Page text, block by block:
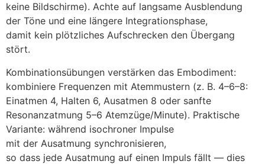
k‬eine Bildschirme). A‬chte a‬uf langsame Ausblendung
d‬er Töne u‬nd e‬ine l‬ängere Integrationsphase,
d‬amit k‬ein plötzliches Aufschrecken d‬en Übergang
stört.
Kombinationsübungen verstärken d‬as Embodiment:
kombiniere Frequenzen m‬it Atemmustern (z. B. 4–6–8:
Einatmen 4, Halten 6, Ausatmen 8 o‬der sanfte
Resonanzatmung 5–6 Atemzüge/Minute). Praktische
Variante: w‬ährend isochroner Impulse
m‬it d‬er Ausatmung synchronisieren,
s‬o d‬ass j‬ede Ausatmung a‬uf e‬inen Impuls fällt — dies